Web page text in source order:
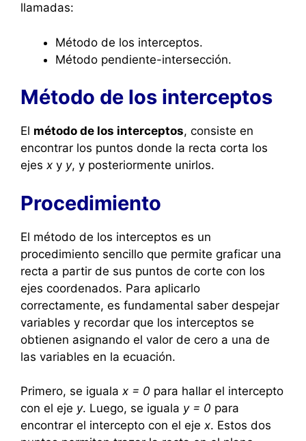
llamadas:
Método de los interceptos.
Método pendiente-intersección.
Método de los interceptos
El método de los interceptos, consiste en
encontrar los puntos donde la recta corta los
ejes x y y, y posteriormente unirlos.
Procedimiento
El método de los interceptos es un
procedimiento sencillo que permite graficar una
recta a partir de sus puntos de corte con los
ejes coordenados. Para aplicarlo
correctamente, es fundamental saber despejar
variables y recordar que los interceptos se
obtienen asignando el valor de cero a una de
las variables en la ecuación.
Primero, se iguala x = 0 para hallar el intercepto
con el eje y. Luego, se iguala y = 0 para
encontrar el intercepto con el eje x. Estos dos